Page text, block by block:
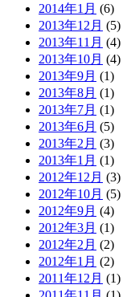
2014年1月 (6)
2013年12月 (5)
2013年11月 (4)
2013年10月 (4)
2013年9月 (1)
2013年8月 (1)
2013年7月 (1)
2013年6月 (5)
2013年2月 (3)
2013年1月 (1)
2012年12月 (3)
2012年10月 (5)
2012年9月 (4)
2012年3月 (1)
2012年2月 (2)
2012年1月 (2)
2011年12月 (1)